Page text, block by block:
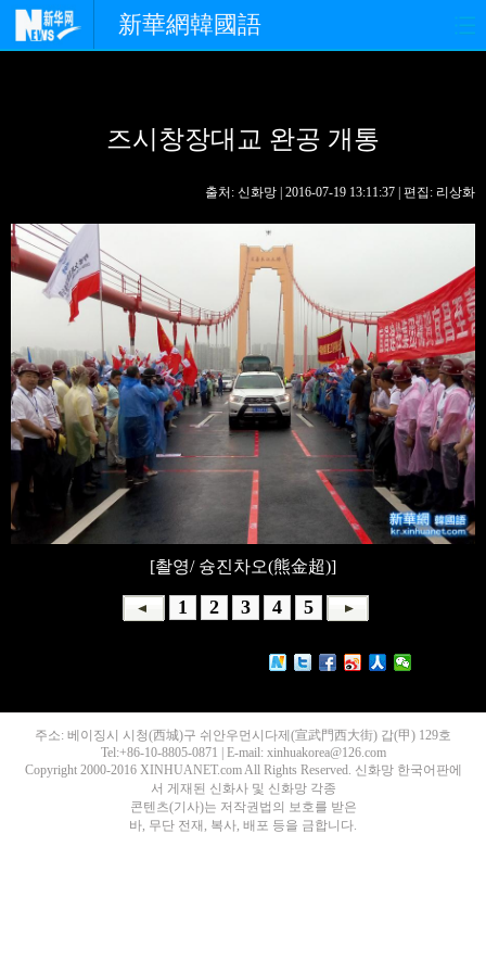
新華網韓國語
사회
핫 TV 문화
연예 관광
생생 중국어
즈시창장대교 완공 개통
출처: 신화망 | 2016-07-19 13:11:37 | 편집: 리상화
[촬영/ 슝진차오(熊金超)]
1 2 3 4 5
주소: 베이징시 시청(西城)구 쉬안우먼시다제(宣武門西大街) 갑(甲) 129호
Tel:+86-10-8805-0871 | E-mail: xinhuakorea@126.com
Copyright 2000-2016 XINHUANET.com All Rights Reserved. 신화망 한국어판에
서 게재된 신화사 및 신화망 각종
콘텐츠(기사)는 저작권법의 보호를 받은
바, 무단 전재, 복사, 배포 등을 금합니다.